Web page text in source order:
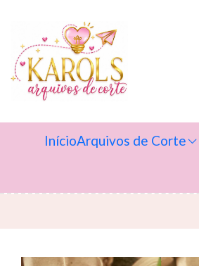
InícioArquivos de Corte